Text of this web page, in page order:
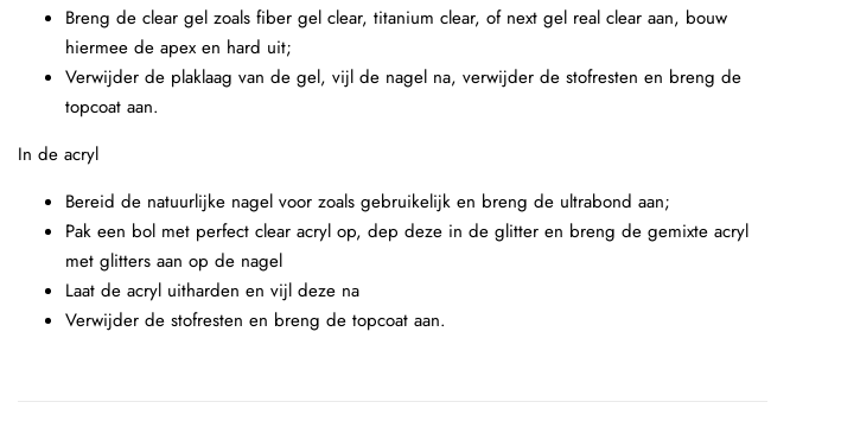
Breng de clear gel zoals fiber gel clear, titanium clear, of next gel real clear aan, bouw
hiermee de apex en hard uit;
Verwijder de plaklaag van de gel, vijl de nagel na, verwijder de stofresten en breng de
topcoat aan.
In de acryl
Bereid de natuurlijke nagel voor zoals gebruikelijk en breng de ultrabond aan;
Pak een bol met perfect clear acryl op, dep deze in de glitter en breng de gemixte acryl
met glitters aan op de nagel
Laat de acryl uitharden en vijl deze na
Verwijder de stofresten en breng de topcoat aan.